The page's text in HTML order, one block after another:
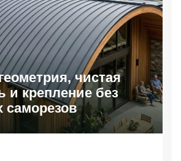
чистая
и крепление без
саморезов